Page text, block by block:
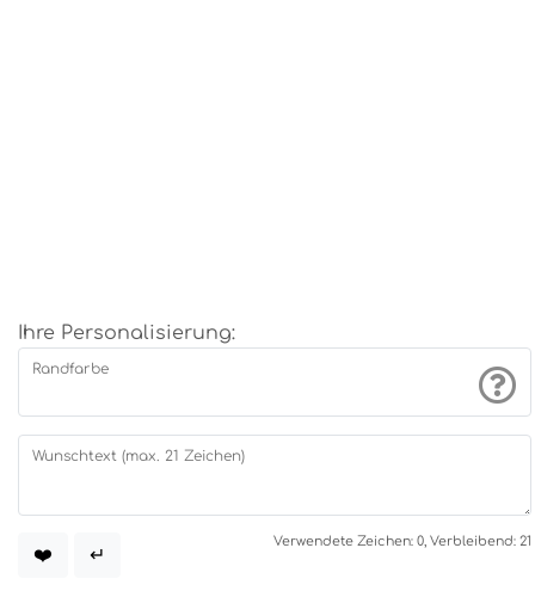
Ihre Personalisierung:
Randfarbe
Wunschtext (max. 21 Zeichen)
❤️ ↵
Verwendete Zeichen: 0, Verbleibend: 21